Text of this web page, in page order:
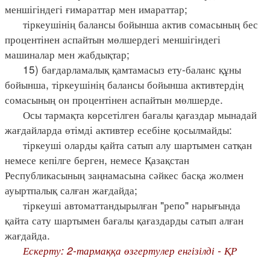
меншігіндегі ғимараттар мен имараттар;
тіркеушінің балансы бойынша актив сомасының бес
процентінен аспайтын мөлшердегі меншігіндегі
машиналар мен жабдықтар;
15) бағдарламалық қамтамасыз ету-баланс құны
бойынша, тіркеушінің балансы бойынша активтердің
сомасының он процентінен аспайтын мөлшерде.
Осы тармақта көрсетілген бағалы қағаздар мынадай
жағдайларда өтімді активтер есебіне қосылмайды:
тіркеуші оларды қайта сатып алу шартымен сатқан
немесе кепілге берген, немесе Қазақстан
Республикасының заңнамасына сәйкес басқа жолмен
ауыртпалық салған жағдайда;
тіркеуші автоматтандырылған "репо" нарығында
қайта сату шартымен бағалы қағаздарды сатып алған
жағдайда.
Ескерту: 2-тармаққа өзгертулер енгізілді - ҚР